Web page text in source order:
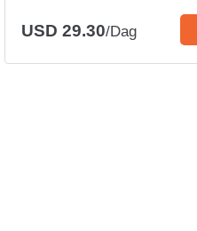
USD 29.30/Dag